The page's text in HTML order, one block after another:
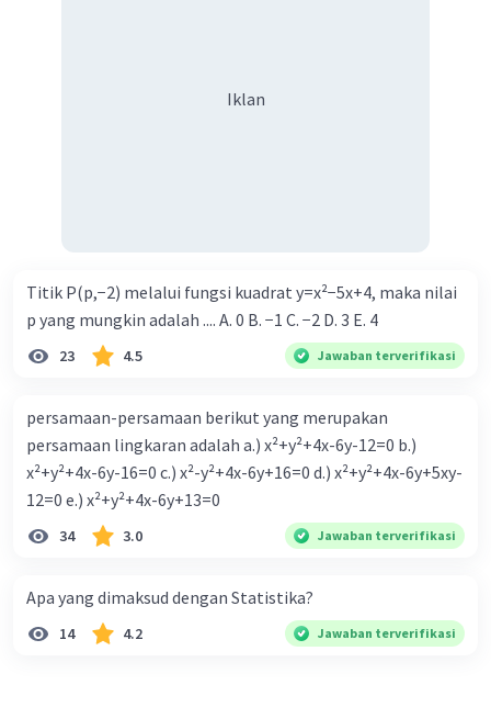
Iklan
Titik P(p,−2) melalui fungsi kuadrat y=x²−5x+4, maka nilai
p yang mungkin adalah .... A. 0 B. −1 C. −2 D. 3 E. 4
23 4.5 Jawaban terverifikasi
persamaan-persamaan berikut yang merupakan
persamaan lingkaran adalah a.) x²+y²+4x-6y-12=0 b.)
x²+y²+4x-6y-16=0 c.) x²-y²+4x-6y+16=0 d.) x²+y²+4x-6y+5xy-
12=0 e.) x²+y²+4x-6y+13=0
34 3.0 Jawaban terverifikasi
Apa yang dimaksud dengan Statistika?
14 4.2 Jawaban terverifikasi